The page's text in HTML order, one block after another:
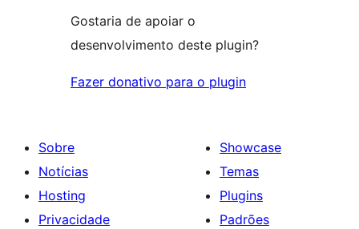
Gostaria de apoiar o
desenvolvimento deste plugin?
Fazer donativo para o plugin
Sobre
Notícias
Hosting
Privacidade
Showcase
Temas
Plugins
Padrões